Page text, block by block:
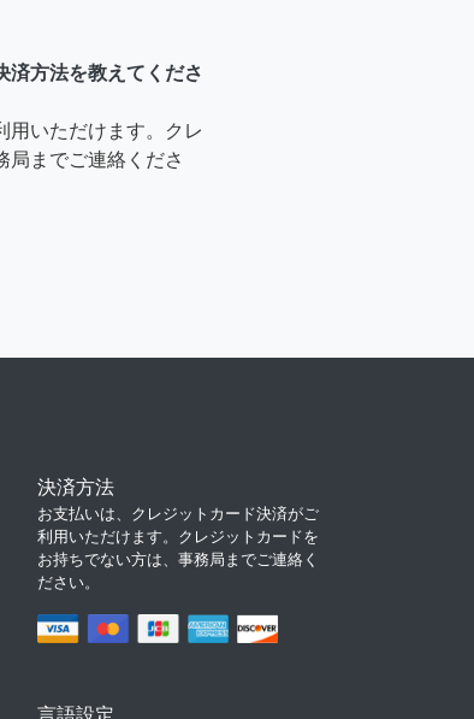
済方法を教えてくださ
用いただけます。クレ
局までご連絡くださ
決済方法
お支払いは、クレジットカード決済がご
利用いただけます。クレジットカードを
お持ちでない方は、事務局までご連絡く
ださい。
言語設定